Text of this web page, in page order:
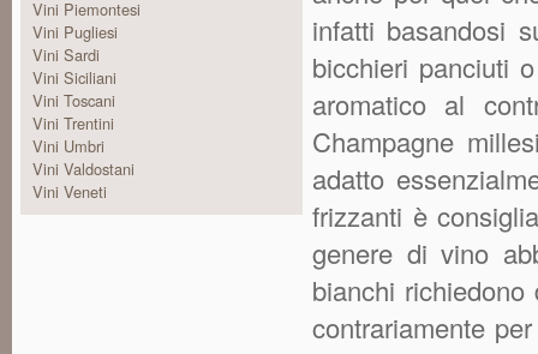
Vini Piemontesi
Vini Pugliesi
Vini Sardi
Vini Siciliani
Vini Toscani
Vini Trentini
Vini Umbri
Vini Valdostani
Vini Veneti
infatti basandosi
bicchieri panciuti
aromatico al
Champagne
adatto
frizzanti è
genere di vino
bianchi
contrariamente